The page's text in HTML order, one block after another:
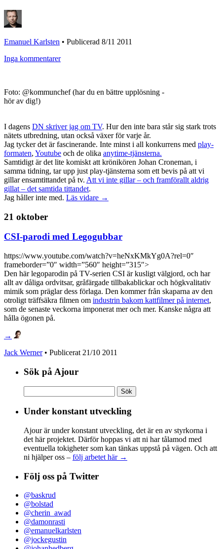
Emanuel Karlsten • Publicerad 8/11 2011
Inga kommentarer
Foto: @kommunchef (har du en bättre upplösning -
hör av dig!)
I dagens DN skriver jag om TV. Hur den inte bara står sig stark trots
nätets utbredning, utan också växer för varje år.
Jag tycker det är fascinerande. Inte minst i all konkurrens med play-
formaten, Youtube och de olika anytime-tjänsterna.
Samtidigt är det lite komiskt att krönikören Johan Croneman, i
samma tidning, tar upp just play-tjänsterna som ett bevis på att vi
gillar ensamtittandet på tv. Att vi inte gillar – och framförallt aldrig
gillat – det samtida tittandet.
Jag håller inte med. Läs vidare →
21 oktober
CSI-parodi med Legogubbar
https://www.youtube.com/watch?v=heNxKMkYg0A?rel=0″
frameborder=”0″ width=”560″ height=”315″>
Den här legoparodin på TV-serien CSI är kusligt välgjord, och har
allt av dåliga ordvitsar, gråfärgade tillbakablickar och högkvalitativ
mimik som präglar dess förlaga. Den kommer från skaparna av den
otroligt träffsäkra filmen om industrin bakom kattfilmer på internet,
som de senaste veckorna imponerat mer och mer. Kanske några att
hålla ögonen på.
→
Jack Werner• Publicerat 21/10 2011
Sök på Ajour
efter:
Under konstant utveckling
Ajour är under konstant utveckling, det är en av styrkorna i
det här projektet. Därför hoppas vi att ni har tålamod med
eventuella tokigheter som kan tänkas uppstå på vägen. Och att
ni hjälper oss – följ arbetet här →
Följ oss på Twitter
@baskrud
@bolstad
@cherin_awad
@damonrasti
@emanuelkarlsten
@jockegustin